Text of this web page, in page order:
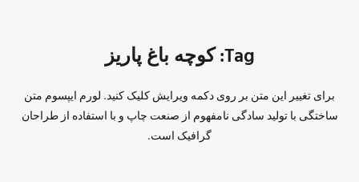
Tag: کوچه باغ پاریز
برای تغییر این متن بر روی دکمه ویرایش کلیک کنید. لورم ایپسوم متن
ساختگی با تولید سادگی نامفهوم از صنعت چاپ و با استفاده از طراحان
گرافیک است.